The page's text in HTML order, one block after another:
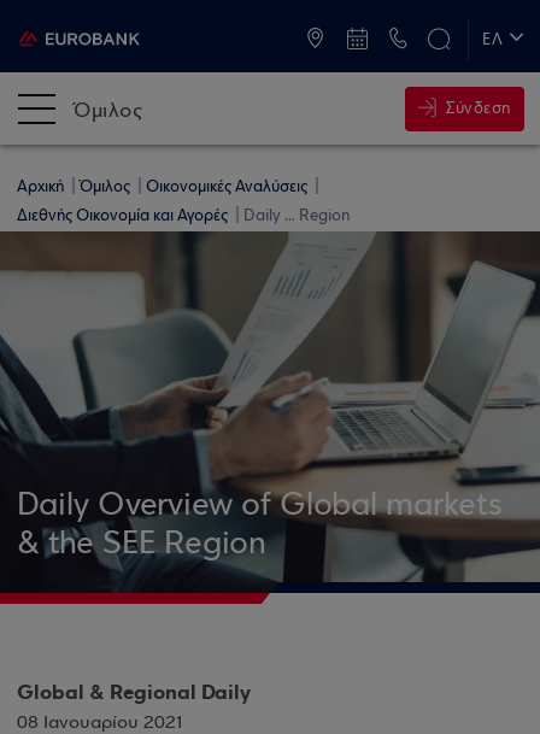
ΕΛ
Όμιλος Σύνδεση
Αρχική Όμιλος
Οικονομικές Αναλύσεις
Διεθνής Οικονομία και Αγορές
Daily ... Region
Daily Overview of Global markets
& the SEE Region
Global & Regional Daily
08 Ιανουαρίου 2021